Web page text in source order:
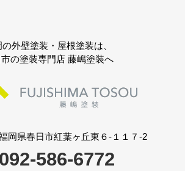
外壁塗装・屋根塗装は、
の塗装専門店 藤嶋塗装へ
岡県春日市紅葉ヶ丘東６-１１７-2
092-586-6772